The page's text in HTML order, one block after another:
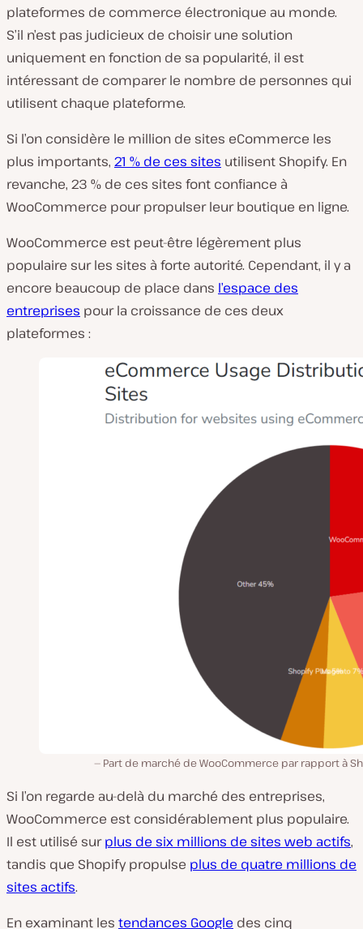
plateformes de commerce électronique au monde.
S’il n’est pas judicieux de choisir une solution
uniquement en fonction de sa popularité, il est
intéressant de comparer le nombre de personnes qui
utilisent chaque plateforme.
Si l’on considère le million de sites eCommerce les
plus importants, 21 % de ces sites utilisent Shopify. En
revanche, 23 % de ces sites font confiance à
WooCommerce pour propulser leur boutique en ligne.
WooCommerce est peut-être légèrement plus
populaire sur les sites à forte autorité. Cependant, il y a
encore beaucoup de place dans l’espace des
entreprises pour la croissance de ces deux
plateformes :
Part de marché de WooCommerce par rapport à
Si l’on regarde au-delà du marché des entreprises,
WooCommerce est considérablement plus populaire.
Il est utilisé surplus de six millions de sites web actifs,
tandis que Shopify propulse plus de quatre millions de
sites actifs.
En examinant les tendances Google des cinq